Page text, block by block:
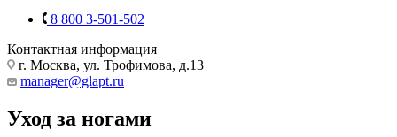
8 800 3-501-502
Контактная информация
г. Москва, ул. Трофимова, д.13
manager@glapt.ru
Уход за ногами